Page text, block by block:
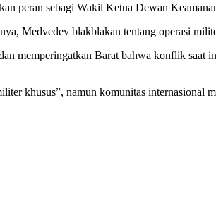
peran sebagi Wakil Ketua Dewan
Medvedev blakblakan tentang operasi
memperingatkan Barat bahwa konflik saat
khusus”, namun komunitas internasional